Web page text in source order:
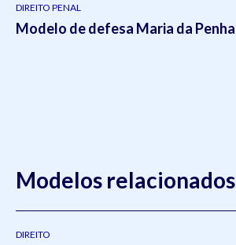
DIREITO PENAL
Modelo de defesa Maria da Penha
Modelos relacionados
DIREITO